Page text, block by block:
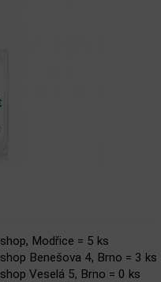
Modřice = 5 ks
Benešova 4, Brno = 3 ks
Veselá 5, Brno = 0 ks